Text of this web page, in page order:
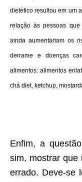
dietético resultou em um
relação às pessoas
ainda aumentariam os
derrame e doenças
alimentos: alimentos
chá diet, ketchup,
Enfim, a
sim, mostrar que
errado. Deve-se